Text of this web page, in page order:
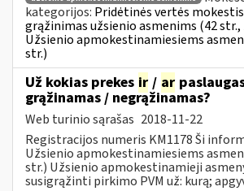
kategorijos: Pridėtinės vertės mokestis
grąžinimas užsienio asmenims (42 str.,
Užsienio apmokestinamiesiems
str.)
Už kokias prekes ir / ar
grąžinamas / negrąžinamas?
Web turinio sąrašas 2018-11-22
Registracijos numeris KM1178 Ši
Užsienio apmokestinamiesiems
str.) Užsienio apmokestinamieji
susigrąžinti pirkimo PVM už: kurą;